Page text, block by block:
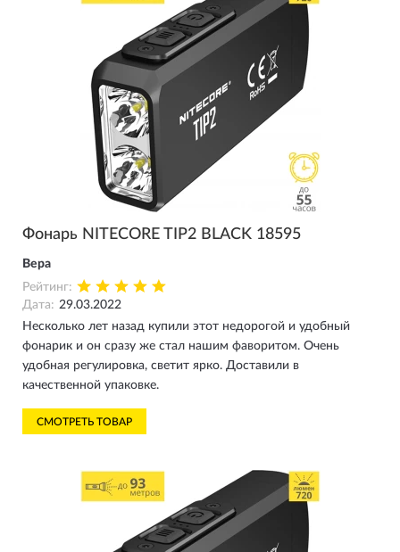
Фонарь NITECORE TIP2 BLACK 18595
Вера
Рейтинг:
Дата: 29.03.2022
Несколько лет назад купили этот недорогой и удобный
фонарик и он сразу же стал нашим фаворитом. Очень
удобная регулировка, светит ярко. Доставили в
качественной упаковке.
СМОТРЕТЬ ТОВАР